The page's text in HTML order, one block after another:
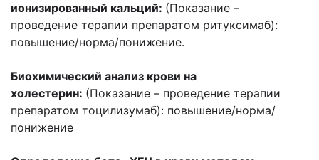
ионизированный кальций: (Показание –
проведение терапии препаратом ритуксимаб):
повышение/норма/понижение.
Биохимический анализ крови на
холестерин: (Показание – проведение терапии
препаратом тоцилизумаб): повышение/норма/
понижение